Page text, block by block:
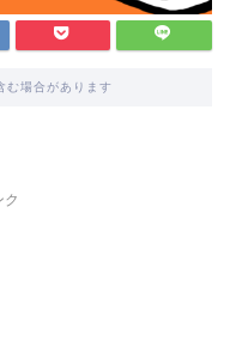
む場合があります
ク